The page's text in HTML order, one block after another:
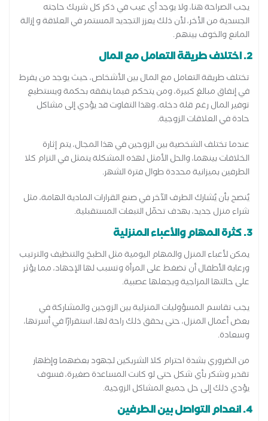
يجب الصراحة هنا، ولا يوجد أي عيب في ذكر كل شريك حاجته
الجسدية من الأخر، لأن ذلك يعزز التجديد المستمر في العلاقة و إزالة
المانع والخوف بينهم.
2. اختلاف طريقة التعامل مع المال
تختلف طريقة التعامل مع المال بين الأشخاص، حيث يوجد من يفرط
في إنفاق مبالغ كبيرة، ومن يتحكم فيما ينفقه بحكمة ويستطيع
توفير المال رغم قلة دخله، وهذا التفاوت قد يؤدي إلى مشاكل
حادة في العلاقات الزوجية.
عندما تختلف الشخصية بين الزوجين في هذا المجال، يتم إثارة
الخلافات بينهما، والحل الأمثل لهذه المشكلة يتمثل في التزام كلا
الطرفين بميزانية محددة طوال فترة الشهر.
يُنصح بأن يُشارك الطرف الآخر في صنع القرارات المادية الهامة، مثل
شراء منزل جديد، بهدف تحمّل التبعات المستقبلية.
3. كثرة المهام والأعباء المنزلية
يمكن لأعباء المنزل والمهام اليومية مثل الطبخ والتنظيف والترتيب
ورعاية الأطفال أن تضغط على المرأة وتسبب لها الإجهاد، مما يؤثر
على حالتها المزاجية ويجعلها عصبية.
يجب تقاسم المسؤوليات المنزلية بين الزوجين والمشاركة في
بعض أعمال المنزل، حتى يحقق ذلك راحة لها، استقرارًا في أسرتها،
وسعادة.
من الضروري بشدة احترام كلا الشريكين لجهود بعضهما وإظهار
تقدير وشكر بأي شكل حتى لو كانت المساعدة صغيرة، فسوف
يؤدي ذلك إلى حل جميع المشاكل الزوجية.
4. انعدام التواصل بين الطرفين